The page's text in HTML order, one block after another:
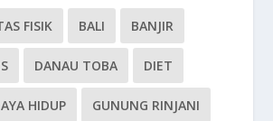
FISIK BALI BANJIR
DANAU TOBA DIET
HIDUP GUNUNG RINJANI